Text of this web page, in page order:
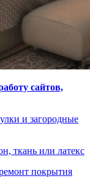
сайтов,
и загородные
ткань или латекс
покрытия